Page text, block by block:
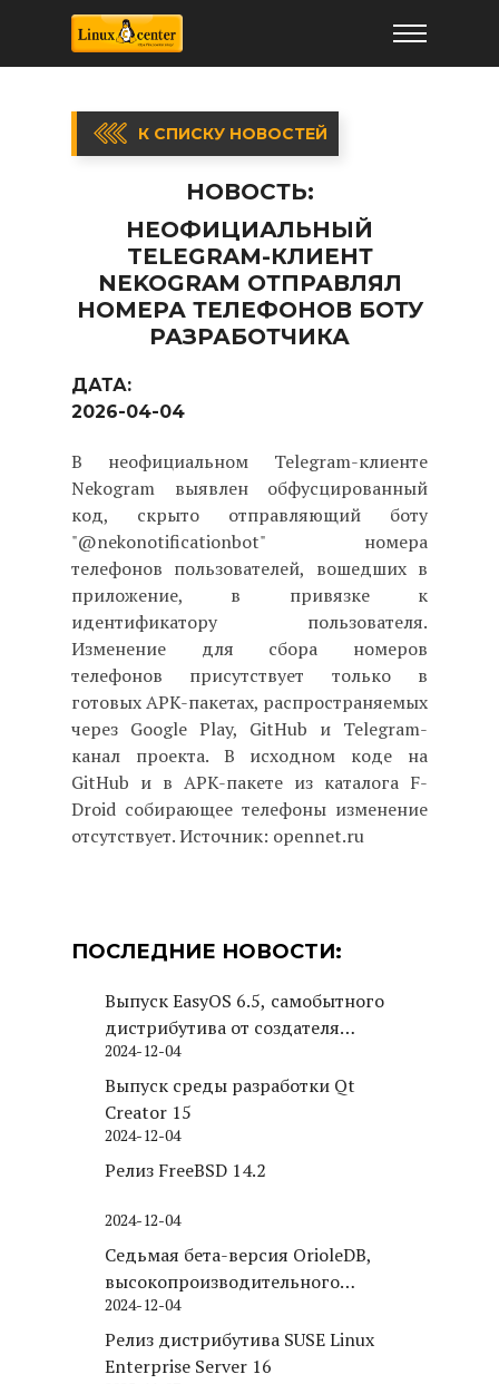
К СПИСКУ НОВОСТЕЙ
НОВОСТЬ:
НЕОФИЦИАЛЬНЫЙ
TELEGRAM-КЛИЕНТ
NEKOGRAM ОТПРАВЛЯЛ
НОМЕРА ТЕЛЕФОНОВ БОТУ
РАЗРАБОТЧИКА
ДАТА:
2026-04-04
В неофициальном Telegram-клиенте
Nekogram выявлен обфусцированный
код, скрыто отправляющий боту
"@nekonotificationbot" номера
телефонов пользователей, вошедших в
приложение, в привязке к
идентификатору пользователя.
Изменение для сбора номеров
телефонов присутствует только в
готовых APK-пакетах, распространяемых
через Google Play, GitHub и Telegram-
канал проекта. В исходном коде на
GitHub и в APK-пакете из каталога F-
Droid собирающее телефоны изменение
отсутствует. Источник: opennet.ru
ПОСЛЕДНИЕ НОВОСТИ:
Выпуск EasyOS 6.5, самобытного
дистрибутива от создателя
Puppy Linux
2024-12-04
Выпуск среды разработки Qt
Creator 15
2024-12-04
Релиз FreeBSD 14.2
2024-12-04
Седьмая бета-версия OrioleDB,
высокопроизводительного
движка хранения для PostgreSQL
2024-12-04
Релиз дистрибутива SUSE Linux
Enterprise Server 16